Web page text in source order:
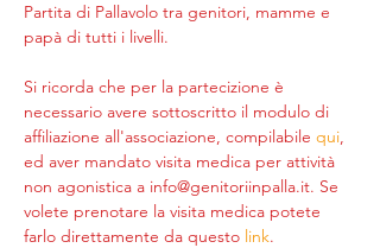
Partita di Pallavolo tra genitori, mamme e
papà di tutti i livelli.
Si ricorda che per la partecizione è
necessario avere sottoscritto il modulo di
affiliazione all'associazione, compilabile qui,
ed aver mandato visita medica per attività
non agonistica a info@genitoriinpalla.it. Se
volete prenotare la visita medica potete
farlo direttamente da questo link.